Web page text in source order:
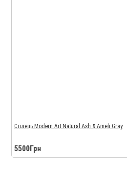
Стілець Modern Art Natural Ash & Ameli Gray
5500Грн